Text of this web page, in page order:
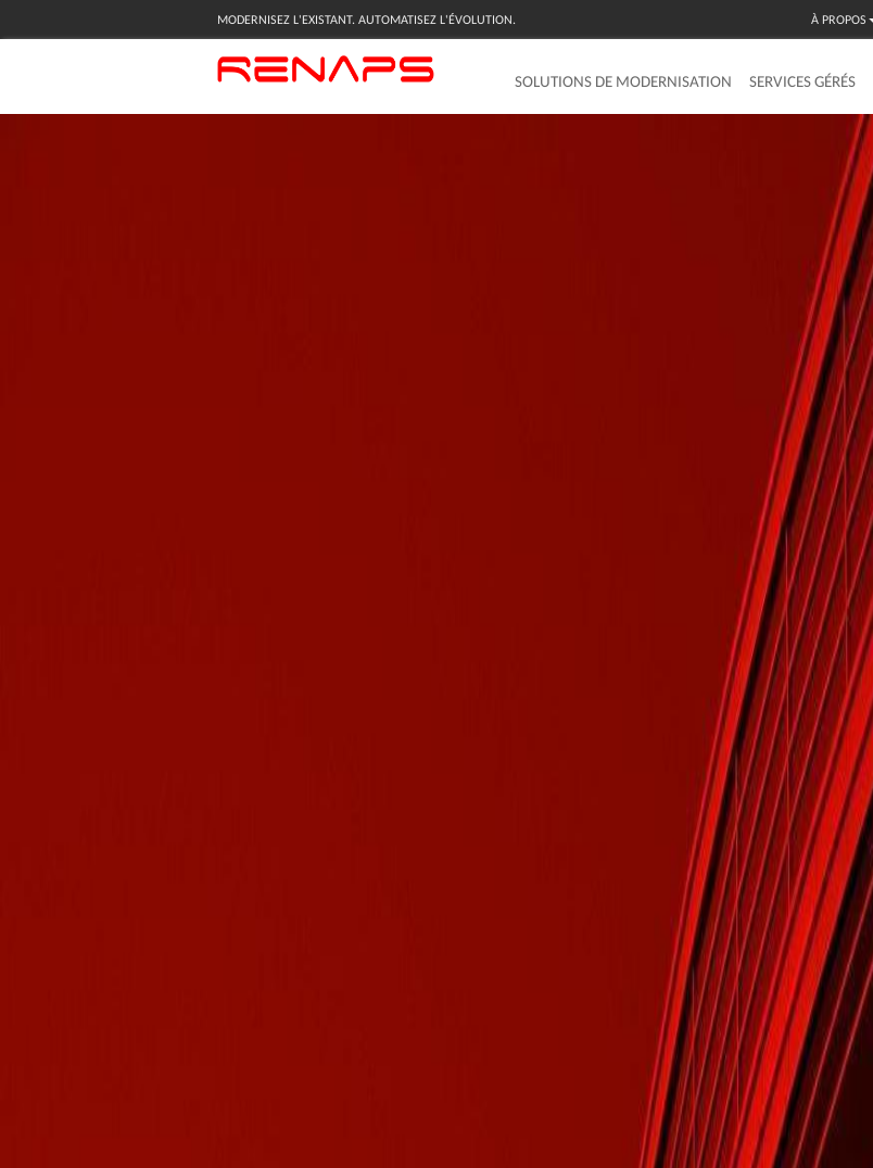
MODERNISEZ L'EXISTANT. AUTOMATISEZ L'ÉVOLUTION. À PROPOS
SOLUTIONS DE MODERNISATION SERVICES GÉRÉS